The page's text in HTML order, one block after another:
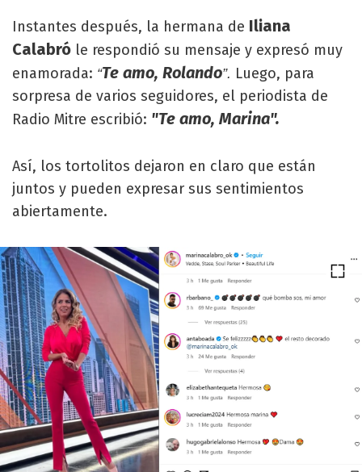
Instantes después, la hermana de Iliana
Calabró le respondió su mensaje y expresó muy
enamorada: “Te amo, Rolando”. Luego, para
sorpresa de varios seguidores, el periodista de
Radio Mitre escribió: "Te amo, Marina".
Así, los tortolitos dejaron en claro que están
juntos y pueden expresar sus sentimientos
abiertamente.